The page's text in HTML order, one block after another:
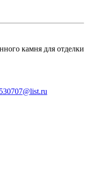
камня для отделки